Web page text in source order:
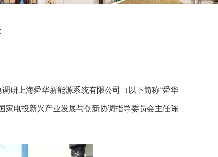
研上海舜华新能源系统有限公司（以下简称“舜华
家电投新兴产业发展与创新协调指导委员会主任陈